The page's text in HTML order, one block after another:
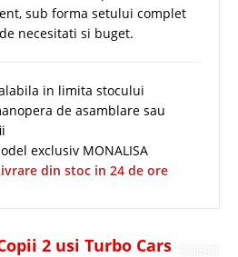
sub forma setului complet
necesitati si buget.
in limita stocului
de asamblare sau
exclusiv MONALISA
din stoc in 24 de ore
2 usi Turbo Cars